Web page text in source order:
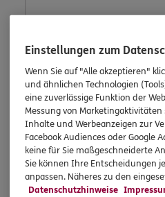
Beschwerde
Waren Sie unzufrieden
Sie uns loben? Dann
Meinung hier mitteilen.
Einstellungen zum
Wenn Sie auf "Alle akzeptieren"
und ähnlichen Technologien
eine zuverlässige Funktion der
Messung von
Inhalte und Werbeanzeigen zur
Facebook Audiences oder Google
keine für Sie maßgeschneiderte
Sie können Ihre Entscheidungen
anpassen. Näheres zu den
Datenschutzhinweise